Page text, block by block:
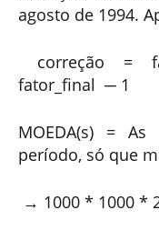
agosto de 1994.
correção =
fator_ final ─ 1
MOEDA(s) =
período, só que
→ 1000 * 1000 *